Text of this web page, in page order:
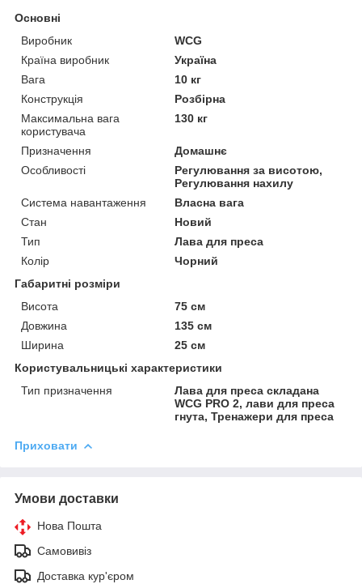
Основні
Виробник
WCG
Країна виробник
Україна
Вага
10 кг
Конструкція
Розбірна
Максимальна вага
користувача
130 кг
Призначення
Домашнє
Особливості
Регулювання за висотою,
Регулювання нахилу
Система навантаження
Власна вага
Стан
Новий
Тип
Лава для преса
Колір
Чорний
Габаритні розміри
Висота
75 см
Довжина
135 см
Ширина
25 см
Користувальницькі характеристики
Тип призначення
Лава для преса складана
WCG PRO 2, лави для преса
гнута, Тренажери для преса
Приховати
Умови доставки
Нова Пошта
Самовивіз
Доставка кур'єром